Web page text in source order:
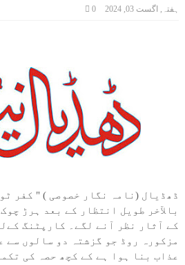
ہفتہ, اگست 03, 2024 0
ڈھڈیال (نامہ نگار خصوصی ) " کفر
بالآخر طویل انتظار کے بعد ہرڑ
کے آثار نظر آنے لگے۔ کارپٹنگ
مزکورہ روڈ جو گزشتہ دو سالوں سے
عذاب بنا ہوا ہے کے کچھ حصہ کی